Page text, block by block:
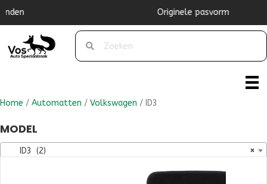
Originele pasvorm
Home / Automatten / Volkswagen / ID3
MODEL
×
ID3 (2)